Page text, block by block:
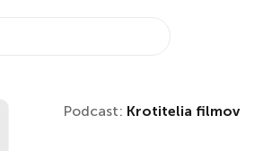
Podcast: Krotitelia filmov